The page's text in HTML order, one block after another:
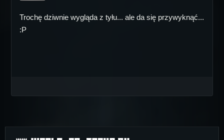
Trochę dziwnie wygląda z tyłu... ale da się przywyknąć...
:P